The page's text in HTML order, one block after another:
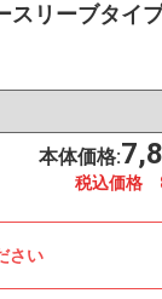
スリーブタ
本体価格:
税込価格
さい